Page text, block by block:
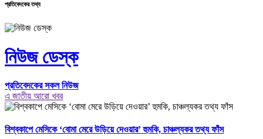
প্রতিবেদকের তথ্য
নিউজ ডেস্ক
প্রতিবেদকের সকল নিউজ
এ জাতীয় আরো খবর
বিশ্বকাপে মেসিকে ‘বোমা মেরে উড়িয়ে দেওয়ার’ হুমকি, চাঞ্চল্যকর তথ্য ফাঁস